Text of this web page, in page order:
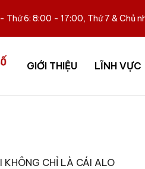
Thứ 6: 8:00 - 17:00, Thứ 7 & Chủ
GIỚI THIỆU LĨNH VỰC
KHÔNG CHỈ LÀ CÁI ALO